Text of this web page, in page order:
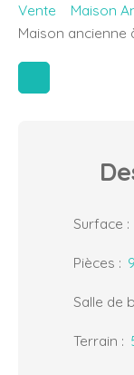
Vente Maison
Maison
Surface :
Pièces : 9
Salle de
Terrain :